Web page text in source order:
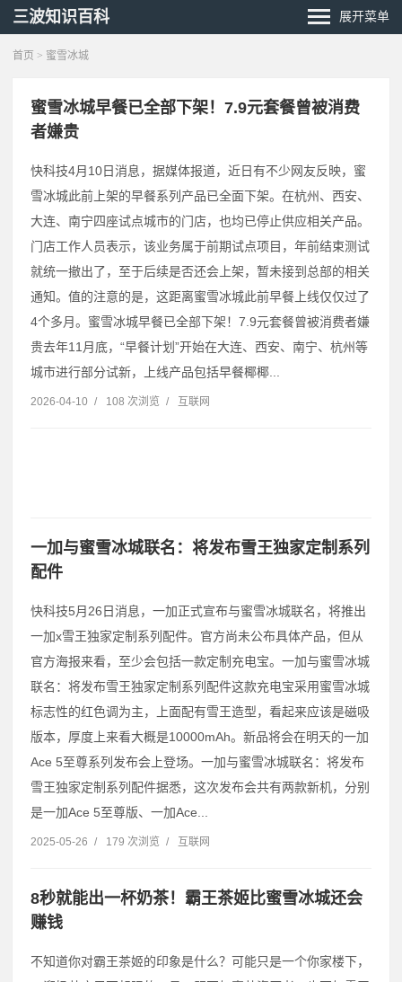
三波知识百科 展开菜单
首页 > 蜜雪冰城
蜜雪冰城早餐已全部下架！7.9元套餐曾被消费
者嫌贵
快科技4月10日消息，据媒体报道，近日有不少网友反映，蜜
雪冰城此前上架的早餐系列产品已全面下架。在杭州、西安、
大连、南宁四座试点城市的门店，也均已停止供应相关产品。
门店工作人员表示，该业务属于前期试点项目，年前结束测试
就统一撤出了，至于后续是否还会上架，暂未接到总部的相关
通知。值的注意的是，这距离蜜雪冰城此前早餐上线仅仅过了
4个多月。蜜雪冰城早餐已全部下架！7.9元套餐曾被消费者嫌
贵去年11月底，“早餐计划”开始在大连、西安、南宁、杭州等
城市进行部分试新，上线产品包括早餐椰椰...
2026-04-10 / 108 次浏览 / 互联网
一加与蜜雪冰城联名：将发布雪王独家定制系列
配件
快科技5月26日消息，一加正式宣布与蜜雪冰城联名，将推出
一加x雪王独家定制系列配件。官方尚未公布具体产品，但从
官方海报来看，至少会包括一款定制充电宝。一加与蜜雪冰城
联名：将发布雪王独家定制系列配件这款充电宝采用蜜雪冰城
标志性的红色调为主，上面配有雪王造型，看起来应该是磁吸
版本，厚度上来看大概是10000mAh。新品将会在明天的一加
Ace 5至尊系列发布会上登场。一加与蜜雪冰城联名：将发布
雪王独家定制系列配件据悉，这次发布会共有两款新机，分别
是一加Ace 5至尊版、一加Ace...
2025-05-26 / 179 次浏览 / 互联网
8秒就能出一杯奶茶！霸王茶姬比蜜雪冰城还会
赚钱
不知道你对霸王茶姬的印象是什么？可能只是一个你家楼下，